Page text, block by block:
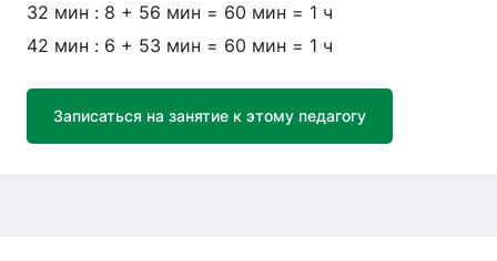
32 мин : 8 + 56 мин = 60 мин = 1 ч
42 мин : 6 + 53 мин = 60 мин = 1 ч
Записаться на занятие к этому педагогу